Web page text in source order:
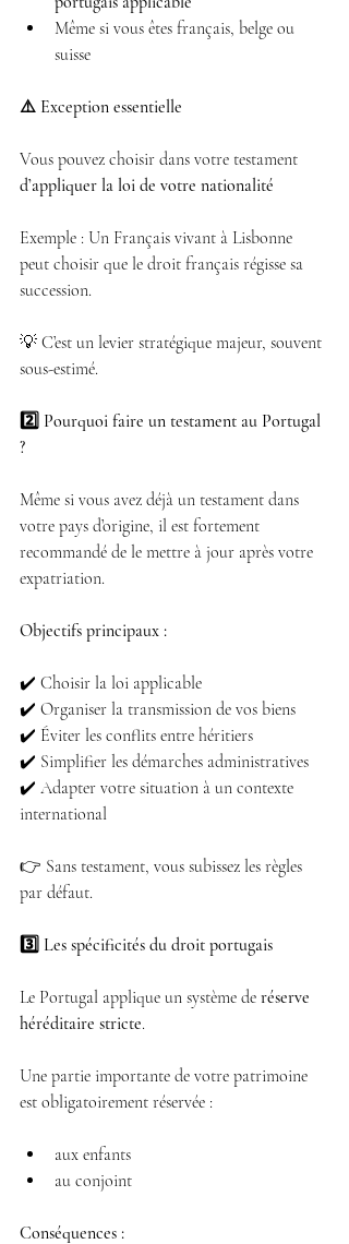
Même si vous êtes français, belge ou
suisse
⚠️ Exception essentielle
Vous pouvez choisir dans votre testament
d’appliquer la loi de votre nationalité
Exemple : Un Français vivant à Lisbonne
peut choisir que le droit français régisse sa
succession.
💡 C’est un levier stratégique majeur, souvent
sous-estimé.
2️⃣ Pourquoi faire un testament au Portugal
?
Même si vous avez déjà un testament dans
votre pays d’origine, il est fortement
recommandé de le mettre à jour après votre
expatriation.
Objectifs principaux :
✔️ Choisir la loi applicable
✔️ Organiser la transmission de vos biens
✔️ Éviter les conflits entre héritiers
✔️ Simplifier les démarches administratives
✔️ Adapter votre situation à un contexte
international
👉 Sans testament, vous subissez les règles
par défaut.
3️⃣ Les spécificités du droit portugais
Le Portugal applique un système de réserve
héréditaire stricte.
Une partie importante de votre patrimoine
est obligatoirement réservée :
aux enfants
au conjoint
Conséquences :